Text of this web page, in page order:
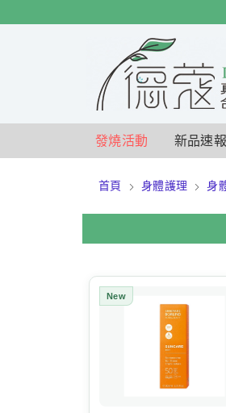
時 特賣
發燒活動 新品速報
首頁 身體護理 身
New